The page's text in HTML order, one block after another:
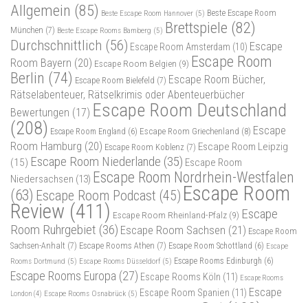
Allgemein (85) Beste Escape Room Hannover (5) Beste Escape Room
München (7) Beste Escape Rooms Bamberg (5) Brettspiele (82)
Durchschnittlich (56) Escape Room Amsterdam (10) Escape
Room Bayern (20) Escape Room Belgien (9) Escape Room
Berlin (74) Escape Room Bielefeld (7) Escape Room Bücher,
Rätselabenteuer, Rätselkrimis oder Abenteuerbücher
Bewertungen (17) Escape Room Deutschland
(208) Escape Room England (6) Escape Room Griechenland (8) Escape
Room Hamburg (20) Escape Room Koblenz (7) Escape Room Leipzig
(15) Escape Room Niederlande (35) Escape Room
Niedersachsen (13) Escape Room Nordrhein-Westfalen
(63) Escape Room Podcast (45) Escape Room
Review (411) Escape Room Rheinland-Pfalz (9) Escape
Room Ruhrgebiet (36) Escape Room Sachsen (21) Escape Room
Sachsen-Anhalt (7) Escape Rooms Athen (7) Escape Room Schottland (6) Escape
Rooms Dortmund (5) Escape Rooms Düsseldorf (5) Escape Rooms Edinburgh (6)
Escape Rooms Europa (27) Escape Rooms Köln (11) Escape Rooms
London (4) Escape Rooms Osnabrück (5) Escape Room Spanien (11) Escape